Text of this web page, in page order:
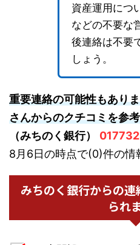
資産運用につ
などの不要な
後連絡は不要
しょう。
重要連絡の可能性もあり
さんからのクチコミを参
（みちのく銀行）
8月6日の時点で(0)件の情
みちのく銀行からの
られ